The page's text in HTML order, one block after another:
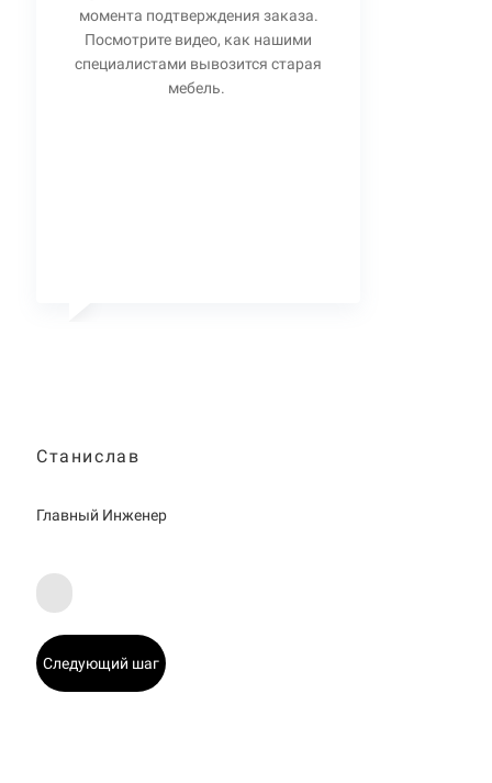
момента подтверждения заказа.
Посмотрите видео, как нашими
специалистами вывозится старая
мебель.
Станислав
Главный Инженер
Следующий шаг